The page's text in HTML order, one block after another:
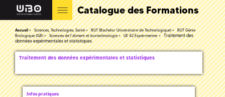
Catalogue des Formations
Accueil Sciences, Technologies, Santé BUT (Bachelor Universitaire de Technologique)
BUT Génie
Biologique (GB)
Sciences de l'aliment et biotechnologie UE 42 Expérimenter
Traitement des
données expérimentales et statistiques
Traitement des données expérimentales et statistiques
Infos pratiques